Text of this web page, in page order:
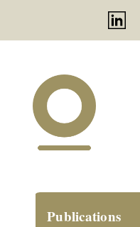
Publications
Panneau de gestion des cookies